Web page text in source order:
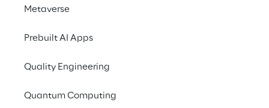
Metaverse
Prebuilt AI Apps
Quality Engineering
Quantum Computing
AI’s Takeover Of